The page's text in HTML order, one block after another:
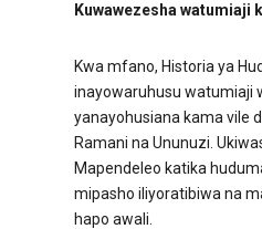
Kuwawezesha watumiaji
Kwa mfano, Historia ya
inayowaruhusu watumiaji
yanayohusiana kama vile
Ramani na Ununuzi.
Mapendeleo katika
mipasho iliyoratibiwa na
hapo awali.